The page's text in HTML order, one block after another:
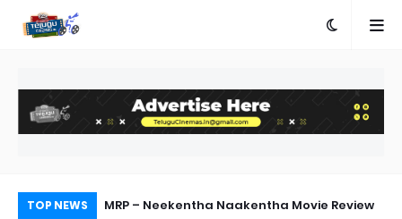
TOP NEWS MRP – Neekentha Naakentha Movie Review